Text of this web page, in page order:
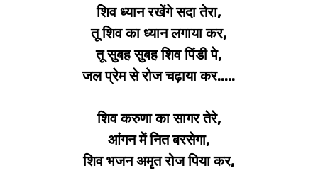
शिव ध्यान रखेंगे सदा तेरा,
तू शिव का ध्यान लगाया कर,
तू सुबह सुबह शिव पिंडी पे,
जल प्रेम से रोज चढ़ाया कर.....
शिव करुणा का सागर तेरे,
आंगन में नित बरसेगा,
शिव भजन अमृत रोज पिया कर,